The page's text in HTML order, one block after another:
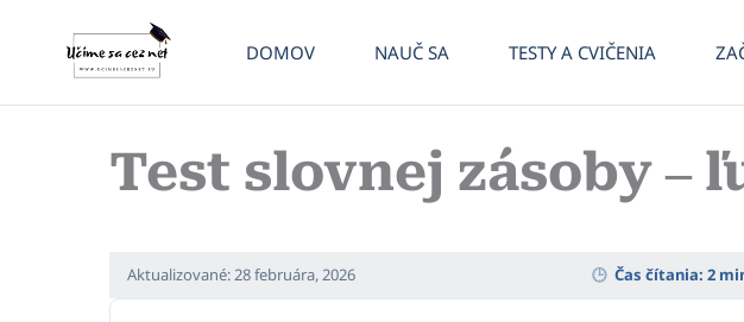
DOMOV NAUČ SA TESTY A CVIČENIA
Test slovnej zásoby –
Aktualizované:28 februára, 2026 Čas čítania: 2